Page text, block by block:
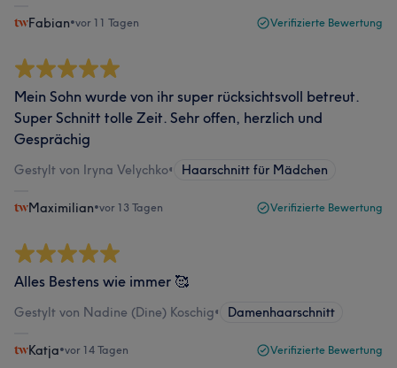
Fabian•vor 11 Tagen Verifizierte Bewertung
Mein Sohn wurde von ihr super rücksichtsvoll betreut.
Super Schnitt tolle Zeit. Sehr offen, herzlich und
Gesprächig
Gestylt von Iryna Velychko• Haarschnitt für Mädchen
Maximilian•vor 13 Tagen Verifizierte Bewertung
Alles Bestens wie immer 🥰
Gestylt von Nadine (Dine) Koschig• Damenhaarschnitt
Katja•vor 14 Tagen Verifizierte Bewertung